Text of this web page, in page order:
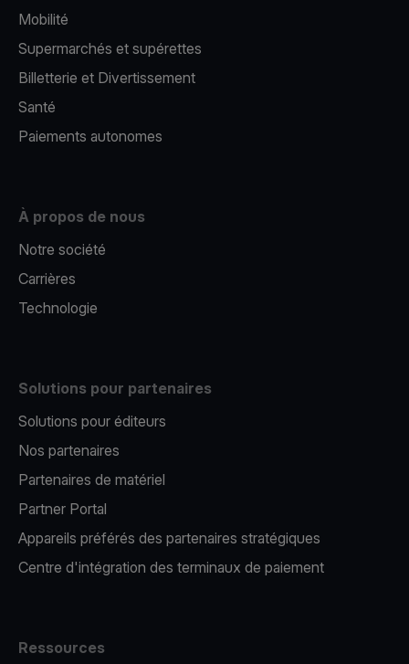
Mobilité
Supermarchés et supérettes
Billetterie et Divertissement
Santé
Paiements autonomes
À propos de nous
Notre société
Carrières
Technologie
Solutions pour partenaires
Solutions pour éditeurs​
Nos partenaires​
Partenaires de matériel
Partner Portal
Appareils préférés des partenaires stratégiques
Centre d'intégration des terminaux de paiement
Ressources